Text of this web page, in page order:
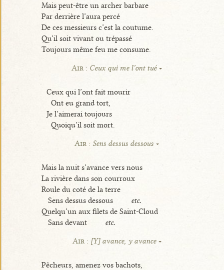
Mais peut-être un archer barbare
Par derrière l’aura percé
De ces messieurs c’est la coutume.
Qu’il soit vivant ou trépassé
Toujours même feu me consume.
Air : Ceux qui me l’ont tué
Ceux qui l’ont fait mourir
Ont eu grand tort,
Je l’aimerai toujours
Quoiqu’il soit mort.
Air : Sens dessus dessous
Mais la nuit s’avance vers nous
La rivière dans son courroux
Roule du coté de la terre
Sens dessus dessous
etc.
Quelqu’un aux filets de Saint-Cloud
Sans devant
etc.
Air : [Y] avance, y avance
Pêcheurs, amenez vos bachots,